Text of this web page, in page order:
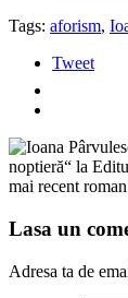
Tags: aforism,
Tweet
noptieră“ la
mai recent
Lasa un
Adresa ta de